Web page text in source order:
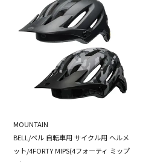
MOUNTAIN
BELL/ベル 自転車用 サイクル用 ヘルメ
ット/4FORTY MIPS(4フォーティ ミップ